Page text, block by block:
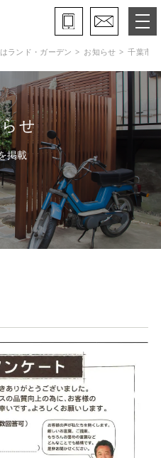
たい事
ランド・ガーデン お知らせ 千葉市
せ
掲載